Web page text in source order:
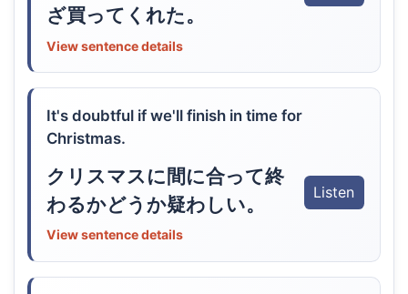
ざ買ってくれた。
View sentence details
It's doubtful if we'll finish in time for
Christmas.
クリスマスに間に合って終
わるかどうか疑わしい。
Listen
View sentence details